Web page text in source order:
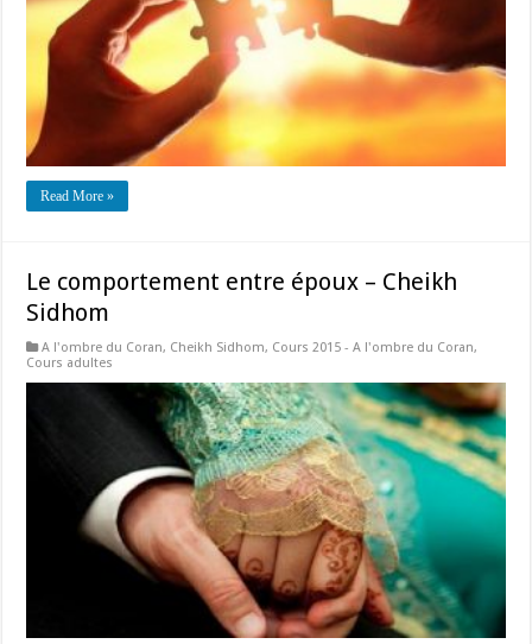
Read More »
Le comportement entre époux – Cheikh
Sidhom
A l'ombre du Coran, Cheikh Sidhom, Cours 2015 - A l'ombre du Coran,
Cours adultes